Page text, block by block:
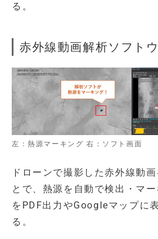
る。
赤外線動画解析ソフト
左：熱源マーキング 右：ソフト画面
ドローンで撮影した赤外線動
とで、熱源を自動で検出・マ
をPDF出力やGoogleマップに
る。